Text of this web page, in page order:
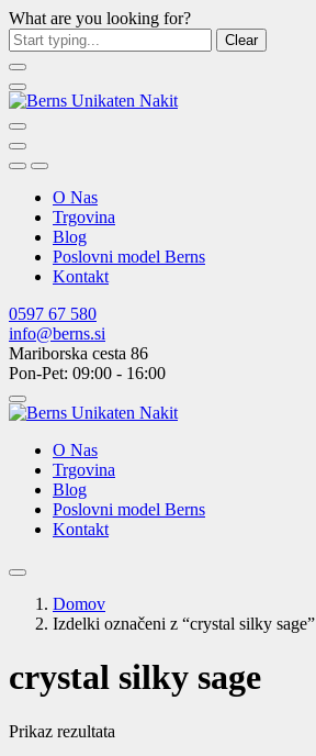
What are you looking for?
Clear
O Nas
Trgovina
Blog
Poslovni model Berns
Kontakt
0597 67 580
info@berns.si
Mariborska cesta 86
Pon-Pet: 09:00 - 16:00
O Nas
Trgovina
Blog
Poslovni model Berns
Kontakt
Domov
Izdelki označeni z “crystal silky sage”
crystal silky sage
Prikaz rezultata